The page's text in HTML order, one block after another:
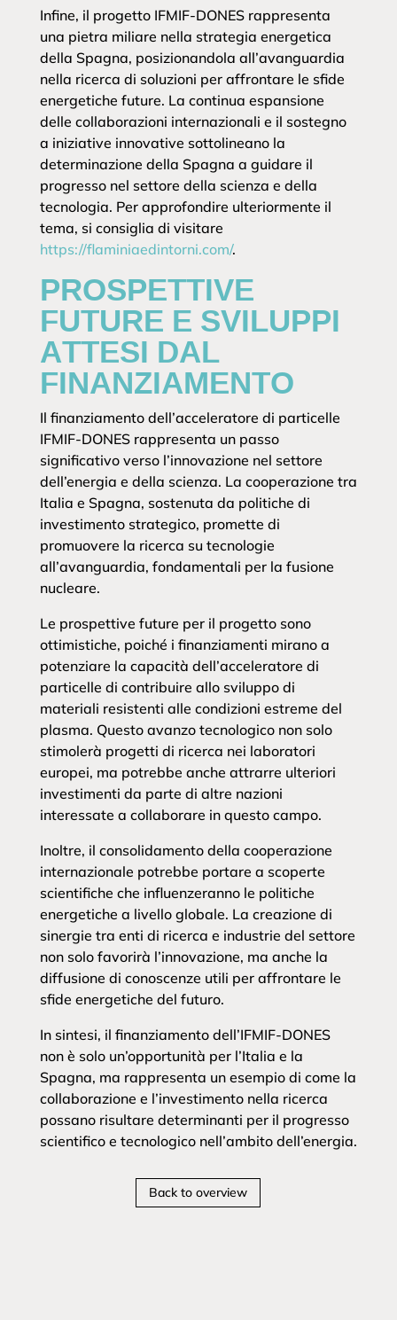
Infine, il progetto IFMIF-DONES rappresenta
una pietra miliare nella strategia energetica
della Spagna, posizionandola all’avanguardia
nella ricerca di soluzioni per affrontare le sfide
energetiche future. La continua espansione
delle collaborazioni internazionali e il sostegno
a iniziative innovative sottolineano la
determinazione della Spagna a guidare il
progresso nel settore della scienza e della
tecnologia. Per approfondire ulteriormente il
tema, si consiglia di visitare
https://flaminiaedintorni.com/.
PROSPETTIVE
FUTURE E SVILUPPI
ATTESI DAL
FINANZIAMENTO
Il finanziamento dell’acceleratore di particelle
IFMIF-DONES rappresenta un passo
significativo verso l’innovazione nel settore
dell’energia e della scienza. La cooperazione tra
Italia e Spagna, sostenuta da politiche di
investimento strategico, promette di
promuovere la ricerca su tecnologie
all’avanguardia, fondamentali per la fusione
nucleare.
Le prospettive future per il progetto sono
ottimistiche, poiché i finanziamenti mirano a
potenziare la capacità dell’acceleratore di
particelle di contribuire allo sviluppo di
materiali resistenti alle condizioni estreme del
plasma. Questo avanzo tecnologico non solo
stimolerà progetti di ricerca nei laboratori
europei, ma potrebbe anche attrarre ulteriori
investimenti da parte di altre nazioni
interessate a collaborare in questo campo.
Inoltre, il consolidamento della cooperazione
internazionale potrebbe portare a scoperte
scientifiche che influenzeranno le politiche
energetiche a livello globale. La creazione di
sinergie tra enti di ricerca e industrie del settore
non solo favorirà l’innovazione, ma anche la
diffusione di conoscenze utili per affrontare le
sfide energetiche del futuro.
In sintesi, il finanziamento dell’IFMIF-DONES
non è solo un’opportunità per l’Italia e la
Spagna, ma rappresenta un esempio di come la
collaborazione e l’investimento nella ricerca
possano risultare determinanti per il progresso
scientifico e tecnologico nell’ambito dell’energia.
Back to overview